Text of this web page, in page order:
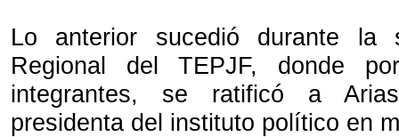
Lo anterior sucedió durante la
Regional del TEPJF, donde
integrantes, se ratificó a
presidenta del instituto político en